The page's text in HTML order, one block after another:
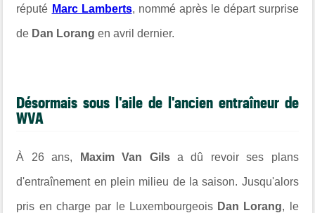
réputé Marc Lamberts, nommé après le départ surprise
de Dan Lorang en avril dernier.
Désormais sous l'aile de l'ancien entraîneur de
WVA
À 26 ans, Maxim Van Gilsa dû revoir ses plans
d'entraînement en plein milieu de la saison. Jusqu'alors
pris en charge par le Luxembourgeois Dan Lorang, le